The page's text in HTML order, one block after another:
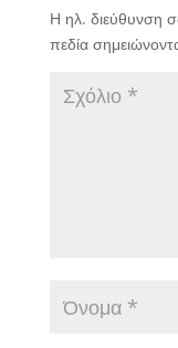
Η ηλ. διεύθυνση
πεδία